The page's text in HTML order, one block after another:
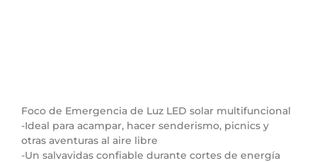
Foco de Emergencia de Luz LED solar multifuncional
-Ideal para acampar, hacer senderismo, picnics y
otras aventuras al aire libre
-Un salvavidas confiable durante cortes de energía